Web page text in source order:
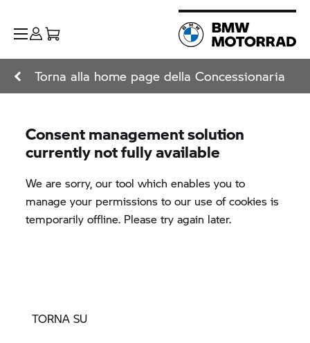
Torna alla home page della Concessionaria
TORNA SU